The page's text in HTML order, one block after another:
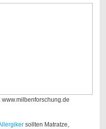
www.milbenforschung.de
sollten Matratze,